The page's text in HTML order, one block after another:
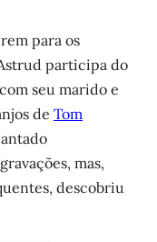
para os
participa do
seu marido e
de Tom
mas,
descobriu